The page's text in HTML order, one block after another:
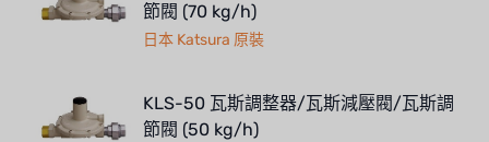
節閥 (70 kg/h)
日本 Katsura 原裝
KLS-50 瓦斯調整器/瓦斯減壓閥/瓦斯調
節閥 (50 kg/h)